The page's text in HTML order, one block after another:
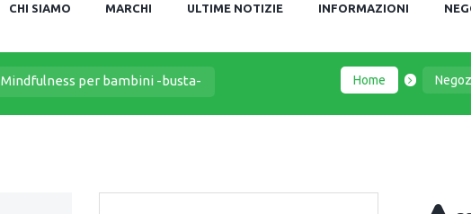
CHI SIAMO MARCHI ULTIME NOTIZIE INFORMAZIONI
Mindfulness per bambini -busta- Home